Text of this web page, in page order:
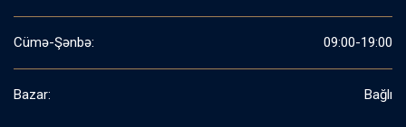
Cümə-Şənbə: 09:00-19:00
Bazar: Bağlı